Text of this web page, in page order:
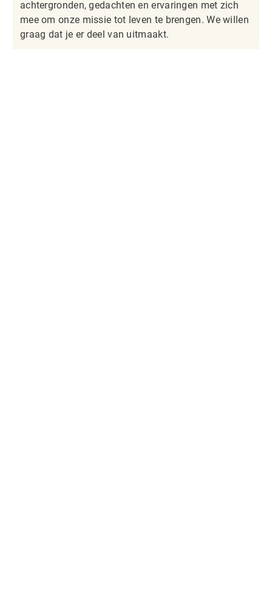
achtergronden, gedachten en ervaringen met zich
mee om onze missie tot leven te brengen. We willen
graag dat je er deel van uitmaakt.